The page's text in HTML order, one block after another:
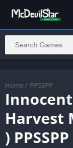
Home / PPSSPP
Harvest
) PPSSPP